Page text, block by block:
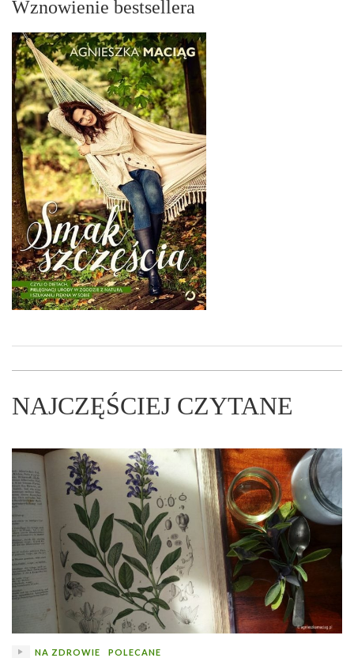
Wznowienie bestsellera
NAJCZĘŚCIEJ CZYTANE
NA ZDROWIE POLECANE